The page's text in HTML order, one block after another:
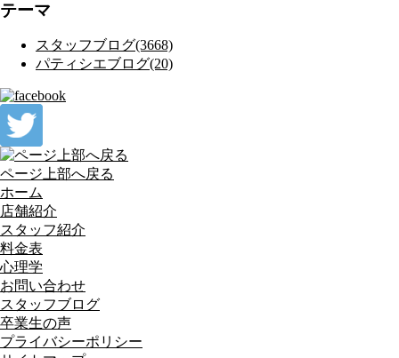
テーマ
スタッフブログ(3668)
パティシエブログ(20)
ページ上部へ戻る
ホーム
店舗紹介
スタッフ紹介
料金表
心理学
お問い合わせ
スタッフブログ
卒業生の声
プライバシーポリシー